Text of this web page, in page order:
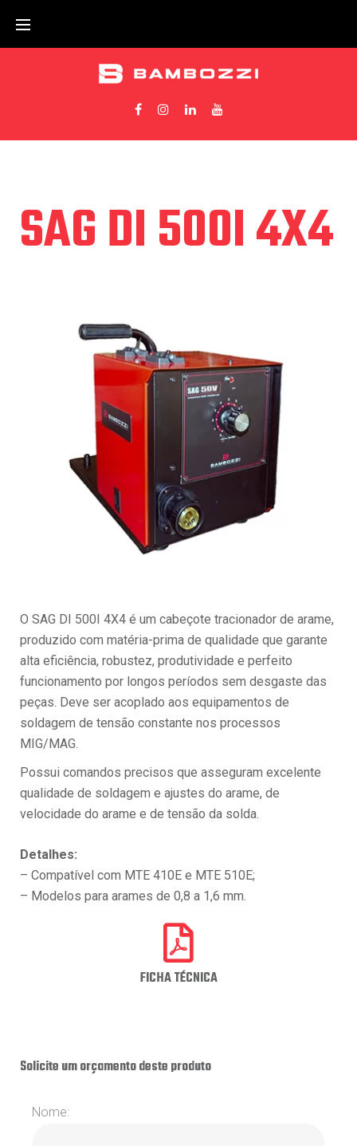
SAG DI 500I 4X4
O SAG DI 500I 4X4 é um cabeçote tracionador de arame,
produzido com matéria-prima de qualidade que garante
alta eficiência, robustez, produtividade e perfeito
funcionamento por longos períodos sem desgaste das
peças. Deve ser acoplado aos equipamentos de
soldagem de tensão constante nos processos
MIG/MAG.
Possui comandos precisos que asseguram excelente
qualidade de soldagem e ajustes do arame, de
velocidade do arame e de tensão da solda.
Detalhes:
– Compatível com MTE 410E e MTE 510E;
– Modelos para arames de 0,8 a 1,6 mm.
FICHA TÉCNICA
Solicite um orçamento deste produto
Nome: